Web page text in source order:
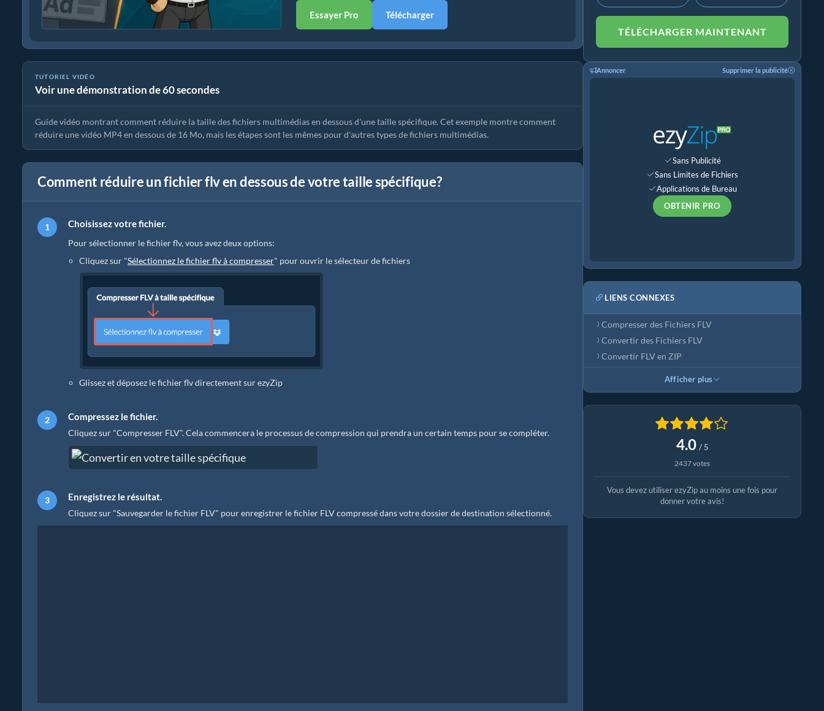
Essayer Pro Télécharger
TUTORIEL VIDÉO
Voir une démonstration de 60 secondes
Comment réduire un MP4 à 16 Mo (Guide simple)
Guide vidéo montrant comment réduire la taille des fichiers multimédias en dessous d'une taille spécifique. Cet exemple montre comment
réduire une vidéo MP4 en dessous de 16 Mo, mais les étapes sont les mêmes pour d'autres types de fichiers multimédias.
Comment réduire un fichier flv en dessous de votre taille spécifique?
Choisissez votre fichier.
Pour sélectionner le fichier flv, vous avez deux options:
Cliquez sur "Sélectionnez le fichier flv à compresser" pour ouvrir le sélecteur de fichiers
Glissez et déposez le fichier flv directement sur ezyZip
Compressez le fichier.
Cliquez sur "Compresser FLV". Cela commencera le processus de compression qui prendra un certain temps pour se compléter.
Enregistrez le résultat.
Cliquez sur "Sauvegarder le fichier FLV" pour enregistrer le fichier FLV compressé dans votre dossier de destination sélectionné.
TÉLÉCHARGER MAINTENANT
Annoncer Supprimer la publicité
Sans Publicité
Sans Limites de Fichiers
Applications de Bureau
OBTENIR PRO
LIENS CONNEXES
Compresser des Fichiers FLV
Convertir des Fichiers FLV
Convertir FLV en ZIP
Afficher plus
4.0 / 5
2437 votes
Vous devez utiliser ezyZip au moins une fois pour
donner votre avis!